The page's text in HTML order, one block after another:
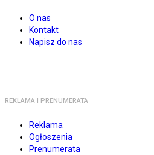
O nas
Kontakt
Napisz do nas
REKLAMA I PRENUMERATA
Reklama
Ogłoszenia
Prenumerata